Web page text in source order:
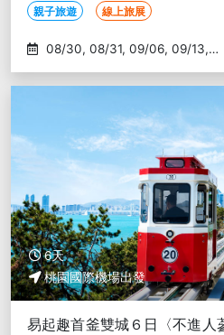
去晚回
親子旅遊 線上旅展
09/23
6天
桃園國際機場出發
易起趣首釜雙城６日〈不進人